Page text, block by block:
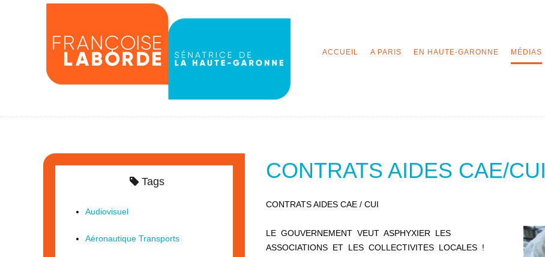
ACCUEIL A PARIS EN HAUTE-GARONNE MÉDIAS
CONTRATS AIDES CAE/CUI
CONTRATS AIDES CAE / CUI
LE GOUVERNEMENT VEUT ASPHYXIER LES
ASSOCIATIONS ET LES COLLECTIVITES LOCALES !
Tags
Audiovisuel
Aéronautique Transports